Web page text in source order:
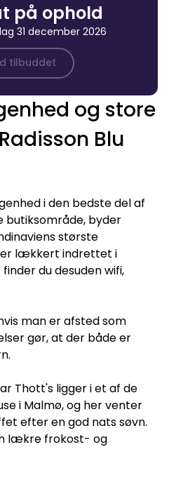
på ophold
31 december 2026
tilbuddet
og store
Blu
i den bedste del af
byder
største
lækkert indrettet i
du desuden wifi,
man er afsted som
gør, at der både er
Thott's ligger i et af de
i Malmø, og her venter
efter en god nats søvn.
lækre frokost- og